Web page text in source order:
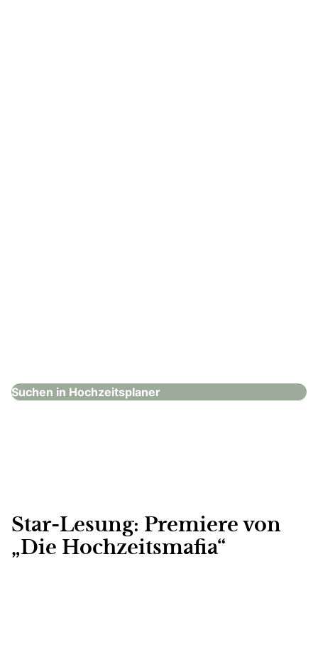
Suchen in Hochzeitsplaner
Star-Lesung: Premiere von
„Die Hochzeitsmafia“